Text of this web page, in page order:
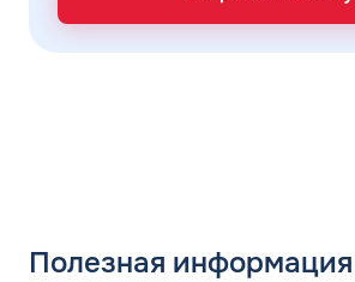
Полезная информация